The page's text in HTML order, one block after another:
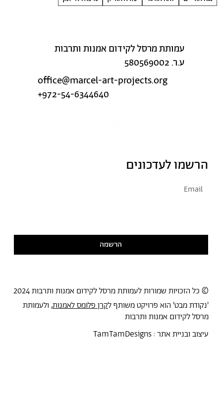
עמותת מרסל לקידום אמנות ותרבות
ע.ר. 580569002
office@marcel-art-projects.org
+972-54-6344640
הרשמו לעדכונים
הרשמה
© כל הזכויות שמורות לעמותת מרסל לקידום אמנות ותרבות 2024
'נקודת מבט' הוא פרויקט משותף לקרן פלומס לאמנות, ולעמותת
מרסל לקידום אמנות ותרבות
עיצוב ובניית אתר :TamTamDesigns